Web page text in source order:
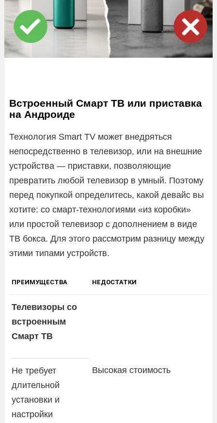
Встроенный Смарт ТВ или приставка
на Андроиде
Технология Smart TV может внедряться
непосредственно в телевизор, или на внешние
устройства — приставки, позволяющие
превратить любой телевизор в умный. Поэтому
перед покупкой определитесь, какой девайс вы
хотите: со смарт-технологиями «из коробки»
или простой телевизор с дополнением в виде
ТВ бокса. Для этого рассмотрим разницу между
этими типами устройств.
ПРЕИМУЩЕСТВА НЕДОСТАТКИ
Телевизоры со
встроенным
Смарт ТВ
Не требует
длительной
установки и
настройки
Высокая стоимость